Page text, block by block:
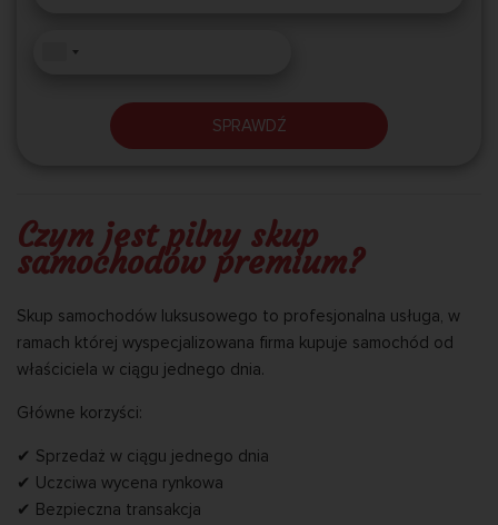
SPRAWDŹ
Czym jest pilny skup
samochodów premium?
Skup samochodów luksusowego to profesjonalna usługa, w
ramach której wyspecjalizowana firma kupuje samochód od
właściciela w ciągu jednego dnia.
Główne korzyści:
✔ Sprzedaż w ciągu jednego dnia
✔ Uczciwa wycena rynkowa
✔ Bezpieczna transakcja